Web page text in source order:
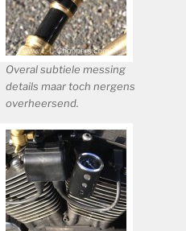
Overal subtiele messing
details maar toch nergens
overheersend.